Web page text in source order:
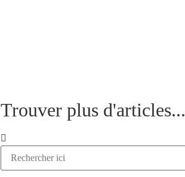
Trouver plus d'articles...